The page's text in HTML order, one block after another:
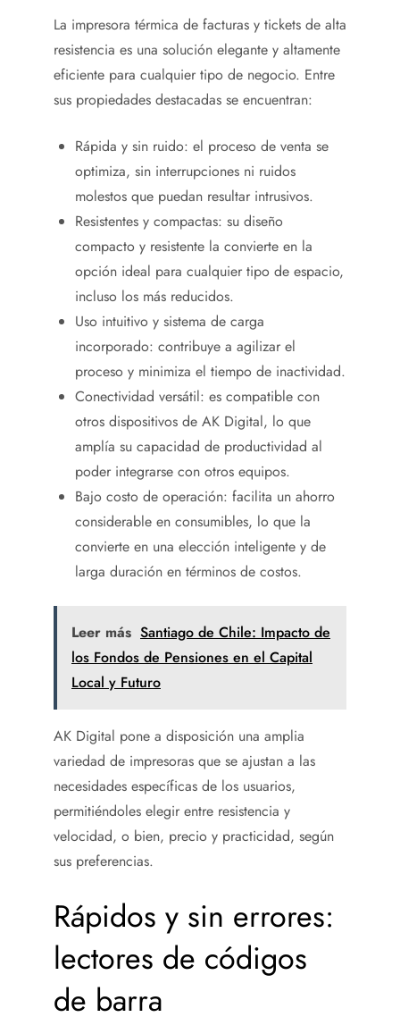
La impresora térmica de facturas y tickets de alta
resistencia es una solución elegante y altamente
eficiente para cualquier tipo de negocio. Entre
sus propiedades destacadas se encuentran:
Rápida y sin ruido: el proceso de venta se
optimiza, sin interrupciones ni ruidos
molestos que puedan resultar intrusivos.
Resistentes y compactas: su diseño
compacto y resistente la convierte en la
opción ideal para cualquier tipo de espacio,
incluso los más reducidos.
Uso intuitivo y sistema de carga
incorporado: contribuye a agilizar el
proceso y minimiza el tiempo de inactividad.
Conectividad versátil: es compatible con
otros dispositivos de AK Digital, lo que
amplía su capacidad de productividad al
poder integrarse con otros equipos.
Bajo costo de operación: facilita un ahorro
considerable en consumibles, lo que la
convierte en una elección inteligente y de
larga duración en términos de costos.
Leer más Santiago de Chile: Impacto de
los Fondos de Pensiones en el Capital
Local y Futuro
AK Digital pone a disposición una amplia
variedad de impresoras que se ajustan a las
necesidades específicas de los usuarios,
permitiéndoles elegir entre resistencia y
velocidad, o bien, precio y practicidad, según
sus preferencias.
Rápidos y sin errores:
lectores de códigos
de barra